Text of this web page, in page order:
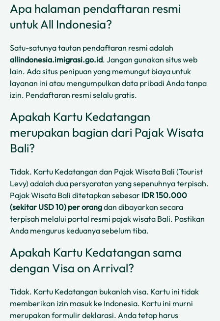
Apa halaman pendaftaran resmi
untuk All Indonesia?
Satu-satunya tautan pendaftaran resmi adalah
allindonesia.imigrasi.go.id. Jangan gunakan situs web
lain. Ada situs penipuan yang memungut biaya untuk
layanan ini atau mengumpulkan data pribadi Anda tanpa
izin. Pendaftaran resmi selalu gratis.
Apakah Kartu Kedatangan
merupakan bagian dari Pajak Wisata
Bali?
Tidak. Kartu Kedatangan dan Pajak Wisata Bali (Tourist
Levy) adalah dua persyaratan yang sepenuhnya terpisah.
Pajak Wisata Bali ditetapkan sebesar IDR 150.000
(sekitar USD 10) per orangdan dibayarkan secara
terpisah melalui portal resmi pajak wisata Bali. Pastikan
Anda mengurus keduanya sebelum tiba.
Apakah Kartu Kedatangan sama
dengan Visa on Arrival?
Tidak. Kartu Kedatangan bukanlah visa. Kartu ini tidak
memberikan izin masuk ke Indonesia. Kartu ini murni
merupakan formulir deklarasi. Anda tetap harus